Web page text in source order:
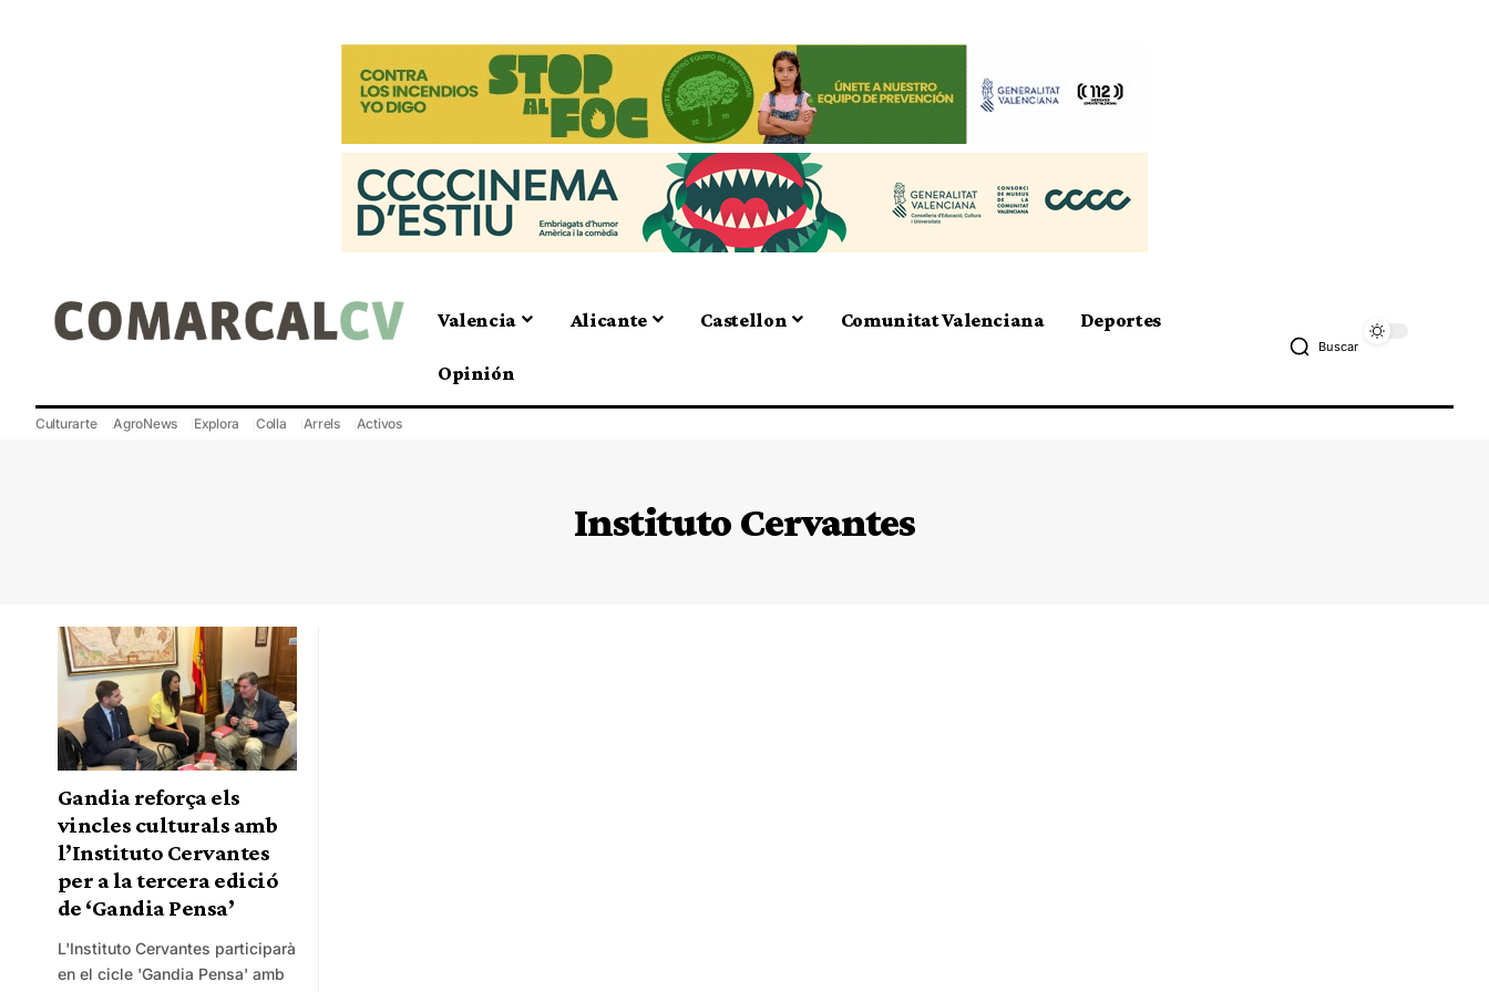
Valencia Alicante Castellon Comunitat Valenciana Deportes
Opinión
Buscar
Culturarte AgroNews Explora Colla Arrels Activos
Instituto Cervantes
Gandia reforça els
vincles culturals amb
l’Instituto Cervantes
per a la tercera edició
de ‘Gandia Pensa’
L'Instituto Cervantes participarà
en el cicle 'Gandia Pensa' amb